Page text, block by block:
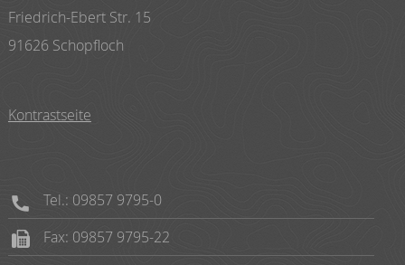
Friedrich-Ebert Str. 15
91626 Schopfloch
Kontrastseite
Tel.: 09857 9795-0
Fax: 09857 9795-22